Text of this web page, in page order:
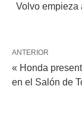
Volvo empieza
ANTERIOR
« Honda
en el Salón de